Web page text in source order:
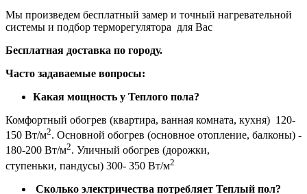
Мы произведем бесплатный замер и точный нагревательной
системы и подбор терморегулятора для Вас
Бесплатная доставка по городу.
Часто задаваемые вопросы:
Какая мощность у Теплого пола?
Комфортный обогрев (квартира, ванная комната, кухня) 120-
150 Вт/м2. Основной обогрев (основное отопление, балконы) -
180-200 Вт/м2. Уличный обогрев (дорожки,
ступеньки, пандусы) 300- 350 Вт/м2
Сколько электричества потребляет Теплый пол?